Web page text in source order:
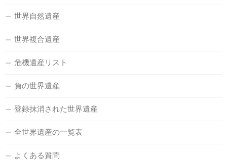
世界自然遺産
世界複合遺産
危機遺産リスト
負の世界遺産
登録抹消された世界遺産
全世界遺産の一覧表
よくある質問